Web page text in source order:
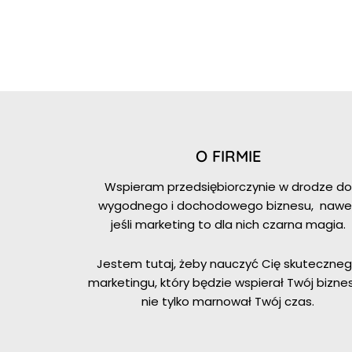
O FIRMIE
Wspieram przedsiębiorczynie w drodze do
wygodnego i dochodowego biznesu,
jeśli marketing to dla nich czarna magia.
Jestem tutaj, żeby nauczyć Cię
marketingu, który będzie wspierał Twój
nie tylko marnował Twój czas.